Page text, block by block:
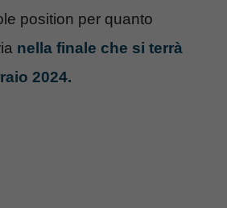
position per quanto
nella finale che si terrà
2024.